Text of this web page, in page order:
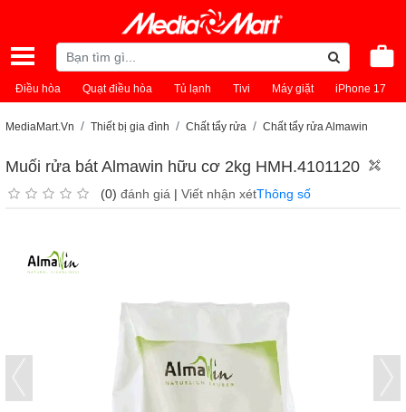
Điều hòa Quạt điều hòa Tủ lạnh Tivi Máy giặt iPhone 17
MediaMart.Vn Thiết bị gia đình Chất tẩy rửa Chất tẩy rửa Almawin
Muối rửa bát Almawin hữu cơ 2kg HMH.4101120
(0) đánh giá | Viết nhận xétThông số